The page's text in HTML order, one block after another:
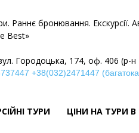
Раннє бронювання. Екскурсії.
Best»
Городоцька, 174, оф. 406
+38(032)2471447
ТУРИ ЦІНИ НА ТУРИ В